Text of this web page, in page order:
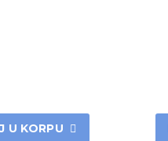
U KORPU